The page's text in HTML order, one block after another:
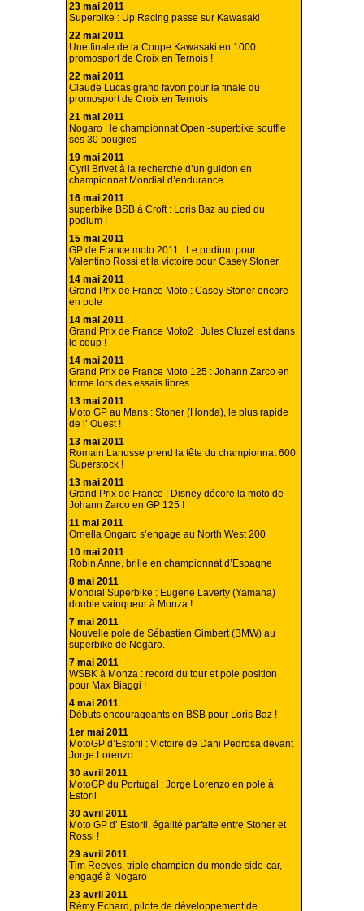
23 mai 2011
Superbike : Up Racing passe sur Kawasaki
22 mai 2011
Une finale de la Coupe Kawasaki en 1000
promosport de Croix en Ternois !
22 mai 2011
Claude Lucas grand favori pour la finale du
promosport de Croix en Ternois
21 mai 2011
Nogaro : le championnat Open -superbike souffle
ses 30 bougies
19 mai 2011
Cyril Brivet à la recherche d’un guidon en
championnat Mondial d’endurance
16 mai 2011
superbike BSB à Croft : Loris Baz au pied du
podium !
15 mai 2011
GP de France moto 2011 : Le podium pour
Valentino Rossi et la victoire pour Casey Stoner
14 mai 2011
Grand Prix de France Moto : Casey Stoner encore
en pole
14 mai 2011
Grand Prix de France Moto2 : Jules Cluzel est dans
le coup !
14 mai 2011
Grand Prix de France Moto 125 : Johann Zarco en
forme lors des essais libres
13 mai 2011
Moto GP au Mans : Stoner (Honda), le plus rapide
de l’ Ouest !
13 mai 2011
Romain Lanusse prend la tête du championnat 600
Superstock !
13 mai 2011
Grand Prix de France : Disney décore la moto de
Johann Zarco en GP 125 !
11 mai 2011
Ornella Ongaro s’engage au North West 200
10 mai 2011
Robin Anne, brille en championnat d’Espagne
8 mai 2011
Mondial Superbike : Eugene Laverty (Yamaha)
double vainqueur à Monza !
7 mai 2011
Nouvelle pole de Sébastien Gimbert (BMW) au
superbike de Nogaro.
7 mai 2011
WSBK à Monza : record du tour et pole position
pour Max Biaggi !
4 mai 2011
Débuts encourageants en BSB pour Loris Baz !
1er mai 2011
MotoGP d’Estoril : Victoire de Dani Pedrosa devant
Jorge Lorenzo
30 avril 2011
MotoGP du Portugal : Jorge Lorenzo en pole à
Estoril
30 avril 2011
Moto GP d’ Estoril, égalité parfaite entre Stoner et
Rossi !
29 avril 2011
Tim Reeves, triple champion du monde side-car,
engagé à Nogaro
23 avril 2011
Rémy Echard, pilote de développement de